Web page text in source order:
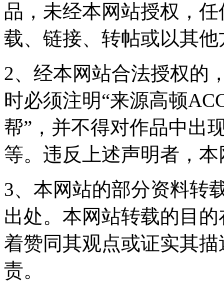
品，未经本网站授权，
载、链接、转帖或以其
2、经本网站合法授权的
时必须注明“来源高顿
帮”，并不得对作品中出
等。违反上述声明者，
3、本网站的部分资料转
出处。本网站转载的目
着赞同其观点或证实其
责。